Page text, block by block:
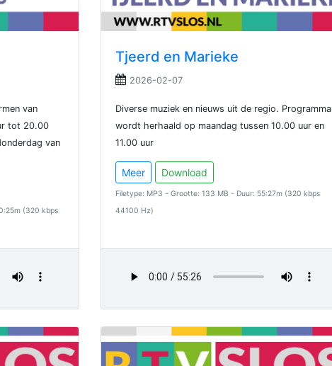
van
tot 20.00
van
(320 kbps
Tjeerd en Marieke
2026-02-07
Diverse muziek en nieuws uit de regio. Programma
wordt herhaald op maandag tussen 10.00 uur en
11.00 uur
Meer Download
Filetype: MP3 - Grootte: 133 MB - Duur: 55:27m (320 kbps
44100 Hz)